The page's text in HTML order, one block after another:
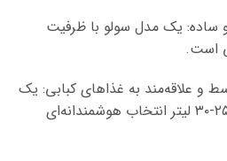
ساده: یک مدل سولو با ظرفیت
و علاقه‌مند به غذاهای کبابی: یک
مدل گریل با ظرفیت ۲۵-۳۰ لیتر انتخاب هوشمندانه‌ای